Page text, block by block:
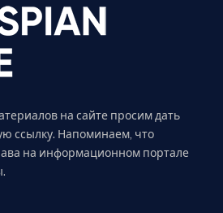
на сайте просим дать
ссылку. Напоминаем, что
на информационном портале